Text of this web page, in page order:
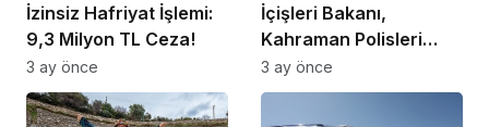
İzinsiz Hafriyat İşlemi:
9,3 Milyon TL Ceza!
3 ay önce
İçişleri Bakanı,
Kahraman Polisleri
Ziyaret Etti
3 ay önce